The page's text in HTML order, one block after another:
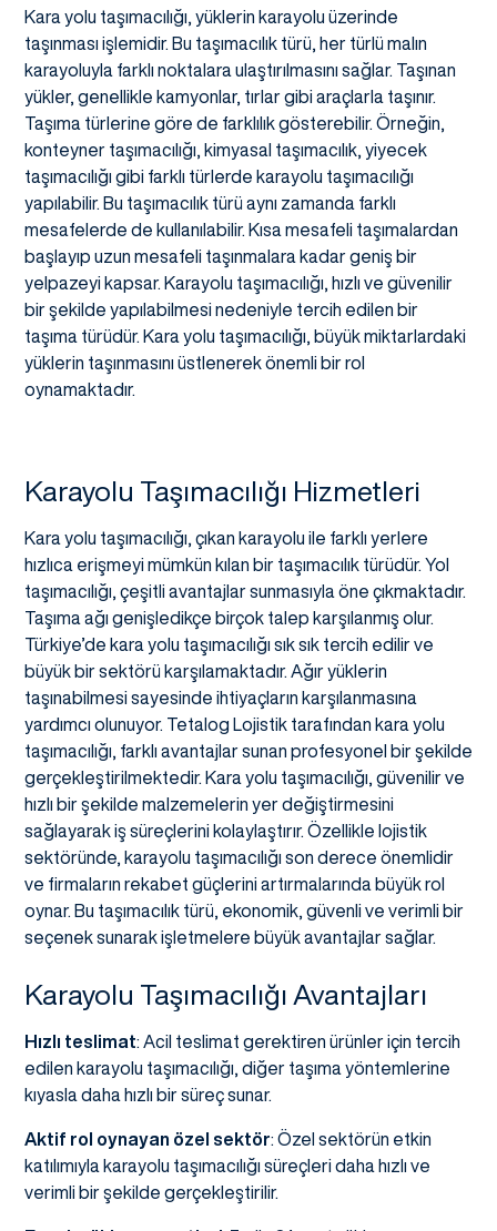
Kara yolu taşımacılığı, yüklerin karayolu üzerinde
taşınması işlemidir. Bu taşımacılık türü, her türlü malın
karayoluyla farklı noktalara ulaştırılmasını sağlar. Taşınan
yükler, genellikle kamyonlar, tırlar gibi araçlarla taşınır.
Taşıma türlerine göre de farklılık gösterebilir. Örneğin,
konteyner taşımacılığı, kimyasal taşımacılık, yiyecek
taşımacılığı gibi farklı türlerde karayolu taşımacılığı
yapılabilir. Bu taşımacılık türü aynı zamanda farklı
mesafelerde de kullanılabilir. Kısa mesafeli taşımalardan
başlayıp uzun mesafeli taşınmalara kadar geniş bir
yelpazeyi kapsar. Karayolu taşımacılığı, hızlı ve güvenilir
bir şekilde yapılabilmesi nedeniyle tercih edilen bir
taşıma türüdür. Kara yolu taşımacılığı, büyük miktarlardaki
yüklerin taşınmasını üstlenerek önemli bir rol
oynamaktadır.
Karayolu Taşımacılığı Hizmetleri
Kara yolu taşımacılığı, çıkan karayolu ile farklı yerlere
hızlıca erişmeyi mümkün kılan bir taşımacılık türüdür. Yol
taşımacılığı, çeşitli avantajlar sunmasıyla öne çıkmaktadır.
Taşıma ağı genişledikçe birçok talep karşılanmış olur.
Türkiye’de kara yolu taşımacılığı sık sık tercih edilir ve
büyük bir sektörü karşılamaktadır. Ağır yüklerin
taşınabilmesi sayesinde ihtiyaçların karşılanmasına
yardımcı olunuyor. Tetalog Lojistik tarafından kara yolu
taşımacılığı, farklı avantajlar sunan profesyonel bir şekilde
gerçekleştirilmektedir. Kara yolu taşımacılığı, güvenilir ve
hızlı bir şekilde malzemelerin yer değiştirmesini
sağlayarak iş süreçlerini kolaylaştırır. Özellikle lojistik
sektöründe, karayolu taşımacılığı son derece önemlidir
ve firmaların rekabet güçlerini artırmalarında büyük rol
oynar. Bu taşımacılık türü, ekonomik, güvenli ve verimli bir
seçenek sunarak işletmelere büyük avantajlar sağlar.
Karayolu Taşımacılığı Avantajları
Hızlı teslimat: Acil teslimat gerektiren ürünler için tercih
edilen karayolu taşımacılığı, diğer taşıma yöntemlerine
kıyasla daha hızlı bir süreç sunar.
Aktif rol oynayan özel sektör: Özel sektörün etkin
katılımıyla karayolu taşımacılığı süreçleri daha hızlı ve
verimli bir şekilde gerçekleştirilir.